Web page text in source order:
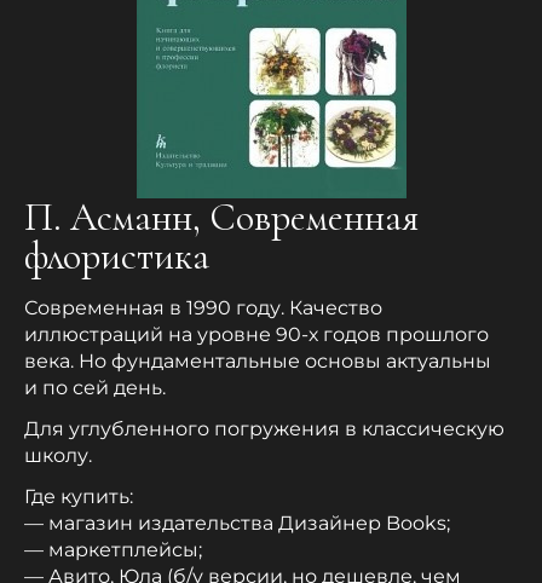
П. Асманн, Современная
флористика
Современная в 1990 году. Качество
иллюстраций на уровне 90-х годов прошлого
века. Но фундаментальные основы актуальны
и по сей день.
Для углубленного погружения в классическую
школу.
Где купить:
— магазин издательства Дизайнер Books;
— маркетплейсы;
— Авито, Юла (б/у версии, но дешевле, чем